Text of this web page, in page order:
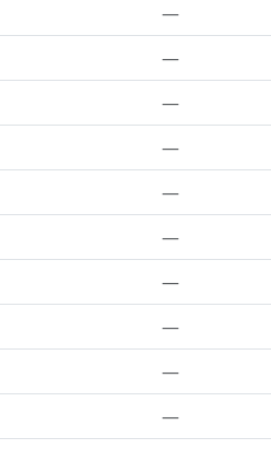
—
—
—
—
—
—
—
—
—
—